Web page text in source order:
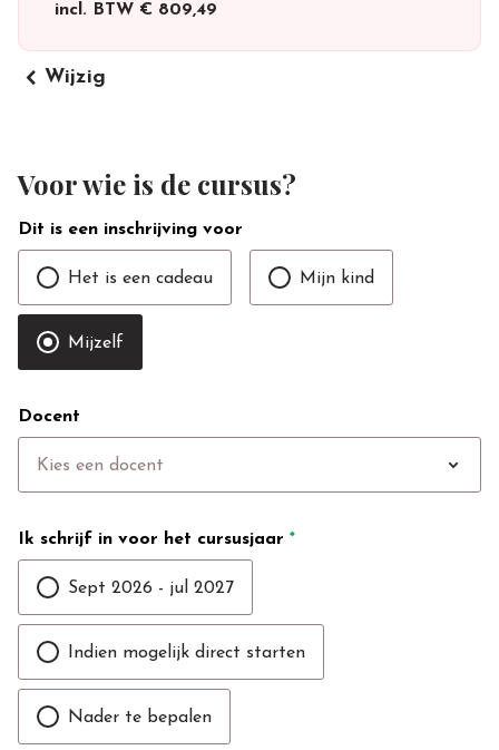
incl. BTW € 809,49
keyboard_arrow_left Wijzig
Voor wie is de cursus?
Dit is een inschrijving voor
Het is een cadeau Mijn kind
Mijzelf
Docent
Kies een docent expand_more
Ik schrijf in voor het cursusjaar *
Sept 2026 - jul 2027
Indien mogelijk direct starten
Nader te bepalen